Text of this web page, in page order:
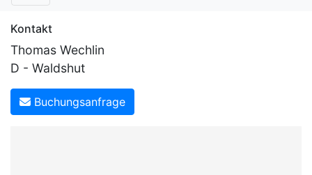
Kontakt
Thomas Wechlin
D - Waldshut
Buchungsanfrage